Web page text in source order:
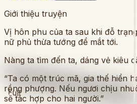
Full
Giới thiệu truyện
Vị hôn phu của ta sau khi đỗ
nữ phủ thừa tướng để mắt tới.
Nàng ta tìm đến ta, dáng vẻ kiêu
“Ta có một trúc mã, gia thế hiển
rồng phượng. Nếu ngươi chịu
sẽ tác hợp cho hai người.”